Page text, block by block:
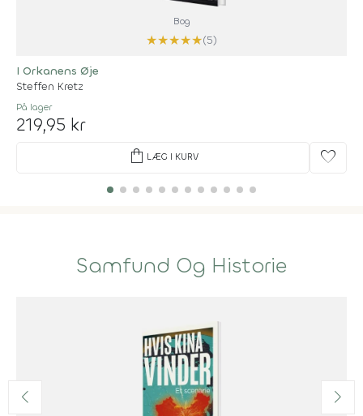
Bog
★★★★★(5)
I Orkanens Øje
Steffen Kretz
På lager
219,95 kr
shopping_bag LÆG I KURV favorite
Samfund Og Historie